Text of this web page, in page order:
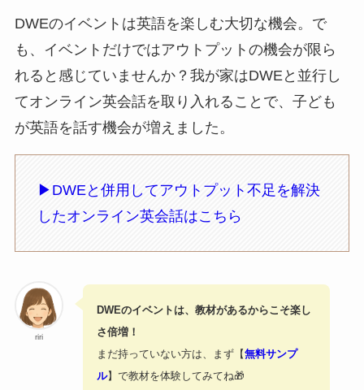
DWEのイベントは英語を楽しむ大切な機会。で
も、イベントだけではアウトプットの機会が限ら
れると感じていませんか？我が家はDWEと並行し
てオンライン英会話を取り入れることで、子ども
が英語を話す機会が増えました。
▶︎DWEと併用してアウトプット不足を解決
したオンライン英会話はこちら
riri
DWEのイベントは、教材があるからこそ楽し
さ倍増！
まだ持っていない方は、まず【無料サンプ
ル】で教材を体験してみてね🎁